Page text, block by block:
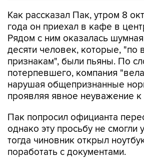
Как рассказал Пак, утром 8
года он приехал в кафе в
Рядом с ним оказалась
десяти человек, которые, "по
признакам", были пьяны. По
потерпевшего, компания
нарушая общепризнанные
проявляя явное неуважение
Пак попросил официанта
однако эту просьбу не смогли
тогда чиновник открыл
поработать с документами.